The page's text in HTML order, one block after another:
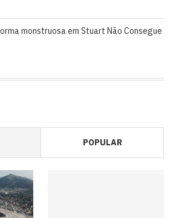
monstruosa em Stuart Não Consegue
POPULAR